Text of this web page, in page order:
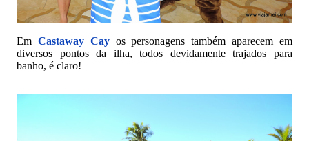
Em Castaway Cayos personagens também aparecem em
diversos pontos da ilha, todos devidamente trajados para
banho, é claro!